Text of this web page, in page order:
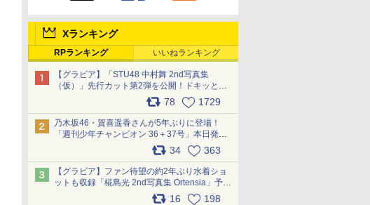
Xランキング
RPランキング いいねランキング
【グラビア】「STU48 中村舞 2nd写真集
（仮）」先行カット第2弾を公開！ドキッとす
るランジェリーカットなど新たな挑戦
78 1729
乃木坂46・賀喜遥香さんが5年ぶりに登場！
「週刊少年チャンピオン 36＋37号」本日発
売 pic.x.com/2Mo85ZlRvK
34 363
【グラビア】ファン待望の約2年ぶり水着ショ
ットも収録「椛島光 2nd写真集 Ortensia」予約
16 198